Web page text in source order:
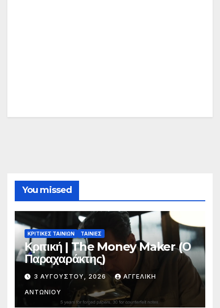
You missed
ΚΡΙΤΙΚΕΣ ΤΑΙΝΙΩΝ ΤΑΙΝΙΕΣ
Κριτική | The Money Maker (Ο
Παραχαράκτης)
3 ΑΥΓΟΎΣΤΟΥ, 2026 ΑΓΓΕΛΙΚΉ
ΑΝΤΩΝΊΟΥ